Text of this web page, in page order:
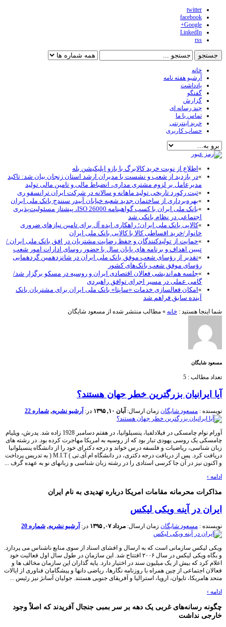
twitter
facebook
Google+
LinkedIn
rss
خانه
آرشیو هفته نامه
یادداشت
گفتگو
گزارش
چند رسانه ای
تماس با ما
خرید اینترنتی
حساب کاربری
»اطلاع از نوبت خرید کالابرگ با بازو اپلیکیشن بله
»در بازدید از شعب و نشست با مدیران ارشد استان زنجان بیان شد: تاکید
مدیرعامل بر لزوم مشتری مداری، انضباط مالی و تامین مالی تولید
»ثبت رکورد تاریخی تولید ماهانه و سالانه در شرکت ایران ترانسفو ری
»بهره‌برداری از ساختمان جدید شعبه خیابان آبیدر سنندج بانک ملی ایران
»
بانک ملی ایران با کسب گواهینامه ISO 26000، پیشتاز مسئولیت‌پذیری
اجتماعی در نظام بانکی شد
»کالاپی بانک ملی ایران؛ راهکاری ایده آل برای تامین نیازهای ضروری
خانوار/خرید اقساطی کالا با کالاپی بانک ملی ایران
»حمایت از تولیدکنندگان و حفظ رضایت مشتریان در افق بانک ملی ایران /
تببین اهداف و برنامه های پایان سال با حضور روسای ادارات امور شعب
»تقدیر از رؤسای شعب موفق بانک ملی ایران در شانزدهمین گردهمایی
رؤسای موفق شعب بانک‌های کشور
»جلسه هم‌اندیشی فعالان اقتصادی ایران و روسیه در مسکو برگزار شد/
گامی عملی در مسیر اجرای توافق راهبردی
»امکان فعالسازی خدمات «ساپتا» بانک ملی ایران برای مشتریان بانک
آینده سابق فراهم شد
شما اینجا هستید : خانه » مطالب منتشر شده از مسعود شایگان
مسعود شایگان
تعداد مطالب : 5
آیا ایرانیان بزرگترین خطر جهان هستند؟
نویسنده : مسعود شایگان زمان ارسال: آبان ۱۰, ۱۳۹۵ در: آرشیو نشریه, شماره 22
آورام نوام چامسکی در فیلادلفیا، پنسیلوانیا، در هفتم دسامبر 1928 زاده شد. پدرش، ویلیام
چامسکی یک روسی یهودی تبار بود که از روسیه به امریکا مهاجرت کرده بود. در رشته های
زبان شناسی، ریاضیات و فلسفه درس خواند و درجه دکترای خود را از دانشگاه پنسیلوانیا
دریافت کرد. پس از دریافت درجه دکتری، در دانشگاه ام.آی.تی ) M.I.T ( به تدریس پرداخت
و اکنون نیز در آن جا کرسی استادی را در رشته زبان شناسی و زبانهای نو به عهده گرف ...
ادامه ›
مذاکرات محرمانه مقامات امریکا درباره تهدیدی به نام ایران
ایران در آینه ویکی لیکس
نویسنده : مسعود شایگان زمان ارسال: مرداد ۰۷, ۱۳۹۵ در: آرشیو نشریه, شماره 20
ویکی لیکس سازمانی است که به ارسال و افشای اسناد از سوی منابع ناشناس می پردازد.
و بگاه ویکی لیکس در سال ۲۰۰۶ افتتاح شد. این سازمان در طول سال اول فعالیت خود
اعلام کرد که بیش از یک میلیون سند در اختیار دارد. پایه گذاران این سازمان مخالف ها و
فعالان اجتماعی از چین همراه با روزنامه نگارها، ریاضی دانها و پیشگامان فناوری از ایالات
متحد هامریکا، تایوان، اروپا، استرالیا و آفریقای جنوبی هستند. جولیان آسانژ نیز رئیس ...
ادامه ›
چگونه رسانه‌های غربی یک دهه بر سر بمبی جنجال آفریدند که اصلاً وجود
خارجی نداشت